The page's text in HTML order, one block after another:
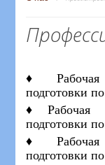
♦ Рабочая
подготовки
♦Рабочая
подготовки
♦ Рабочая
подготовки